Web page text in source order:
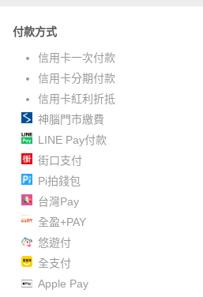
付款方式
信用卡一次付款
信用卡分期付款
信用卡紅利折抵
神腦門市繳費
LINE Pay付款
街口支付
Pi拍錢包
台灣Pay
全盈+PAY
悠遊付
全支付
Apple Pay